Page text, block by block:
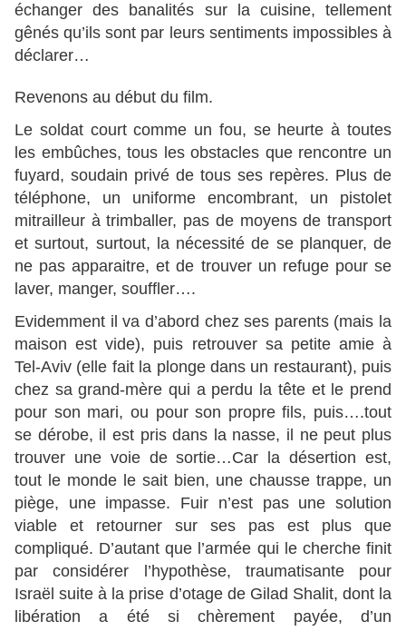
échanger des banalités sur la cuisine, tellement
gênés qu’ils sont par leurs sentiments impossibles à
déclarer…
Revenons au début du film.
Le soldat court comme un fou, se heurte à toutes
les embûches, tous les obstacles que rencontre un
fuyard, soudain privé de tous ses repères. Plus de
téléphone, un uniforme encombrant, un pistolet
mitrailleur à trimballer, pas de moyens de transport
et surtout, surtout, la nécessité de se planquer, de
ne pas apparaitre, et de trouver un refuge pour se
laver, manger, souffler….
Evidemment il va d’abord chez ses parents (mais la
maison est vide), puis retrouver sa petite amie à
Tel-Aviv (elle fait la plonge dans un restaurant), puis
chez sa grand-mère qui a perdu la tête et le prend
pour son mari, ou pour son propre fils, puis….tout
se dérobe, il est pris dans la nasse, il ne peut plus
trouver une voie de sortie…Car la désertion est,
tout le monde le sait bien, une chausse trappe, un
piège, une impasse. Fuir n’est pas une solution
viable et retourner sur ses pas est plus que
compliqué. D’autant que l’armée qui le cherche finit
par considérer l’hypothèse, traumatisante pour
Israël suite à la prise d’otage de Gilad Shalit, dont la
libération a été si chèrement payée, d’un